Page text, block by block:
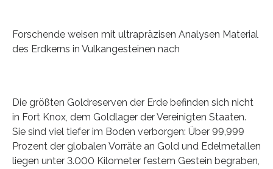
Forschende weisen mit ultrapräzisen Analysen Material
des Erdkerns in Vulkangesteinen nach
Die größten Goldreserven der Erde befinden sich nicht
in Fort Knox, dem Goldlager der Vereinigten Staaten.
Sie sind viel tiefer im Boden verborgen: Über 99,999
Prozent der globalen Vorräte an Gold und Edelmetallen
liegen unter 3.000 Kilometer festem Gestein begraben,